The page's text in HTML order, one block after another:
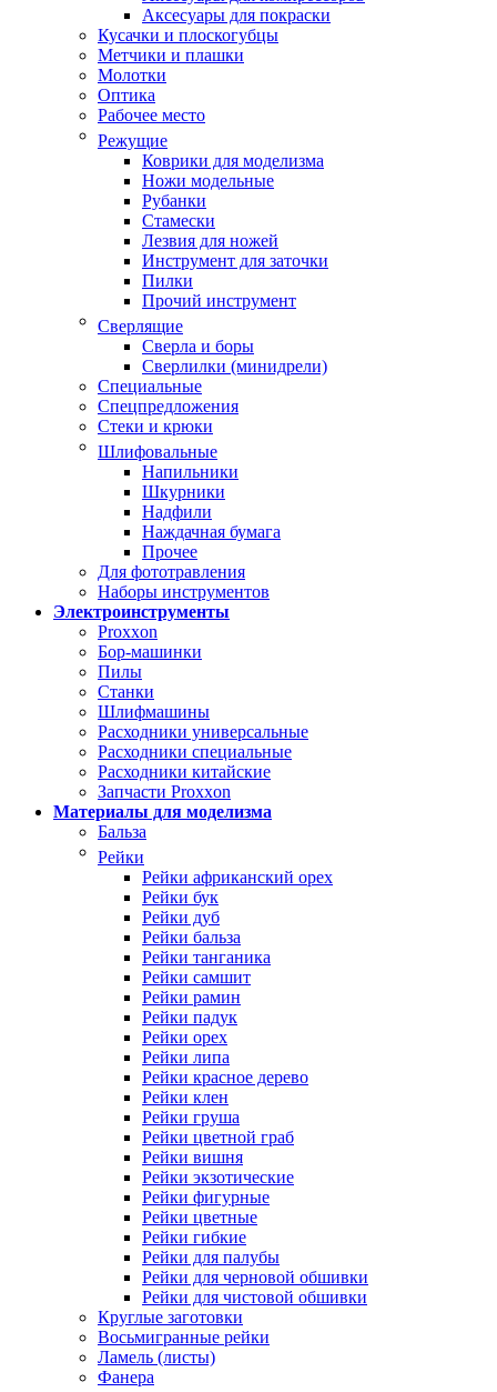
Аксесуары для покраски
Кусачки и плоскогубцы
Метчики и плашки
Молотки
Оптика
Рабочее место
Режущие
Коврики для моделизма
Ножи модельные
Рубанки
Стамески
Лезвия для ножей
Инструмент для заточки
Пилки
Прочий инструмент
Сверлящие
Сверла и боры
Сверлилки (минидрели)
Специальные
Спецпредложения
Стеки и крюки
Шлифовальные
Напильники
Шкурники
Надфили
Наждачная бумага
Прочее
Для фототравления
Наборы инструментов
Электроинструменты
Proxxon
Бор-машинки
Пилы
Станки
Шлифмашины
Расходники универсальные
Расходники специальные
Расходники китайские
Запчасти Proxxon
Материалы для моделизма
Бальза
Рейки
Рейки африканский орех
Рейки бук
Рейки дуб
Рейки бальза
Рейки танганика
Рейки самшит
Рейки рамин
Рейки падук
Рейки орех
Рейки липа
Рейки красное дерево
Рейки клен
Рейки груша
Рейки цветной граб
Рейки вишня
Рейки экзотические
Рейки фигурные
Рейки цветные
Рейки гибкие
Рейки для палубы
Рейки для черновой обшивки
Рейки для чистовой обшивки
Круглые заготовки
Восьмигранные рейки
Ламель (листы)
Фанера